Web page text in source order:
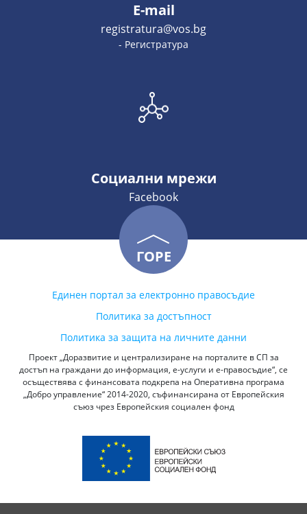
E-mail
registratura@vos.bg
- Регистратура
Социални мрежи
Facebook
ГОРЕ
Единен портал за електронно правосъдие
Политика за достъпност
Политика за защита на личните данни
Проект „Доразвитие и централизиране на порталите в СП за
достъп на граждани до информация, е-услуги и е-правосъдие“, се
осъществява с финансовата подкрепа на Оперативна програма
„Добро управление“ 2014-2020, съфинансирана от Европейския
съюз чрез Европейския социален фонд